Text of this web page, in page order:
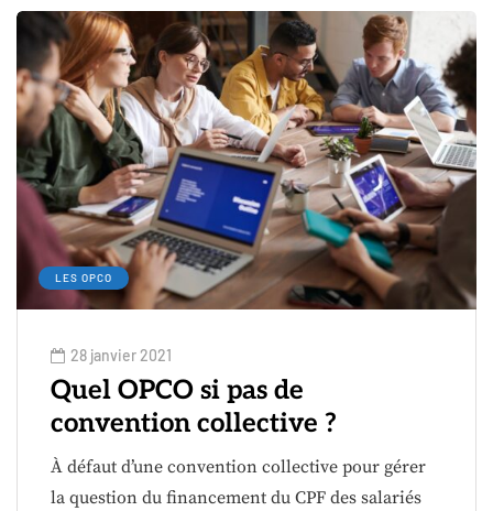
LES OPCO
28 janvier 2021
Quel OPCO si pas de
convention collective ?
À défaut d’une convention collective pour gérer
la question du financement du CPF des salariés